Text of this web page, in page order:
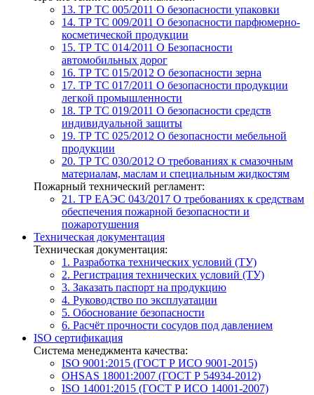
13. ТР ТС 005/2011 О безопасности упаковки
14. ТР ТС 009/2011 О безопасности парфюмерно-
косметической продукции
15. ТР ТС 014/2011 О Безопасности
автомобильных дорог
16. ТР ТС 015/2012 О безопасности зерна
17. ТР ТС 017/2011 О безопасности продукции
легкой промышленности
18. ТР ТС 019/2011 О безопасности средств
индивидуальной защиты
19. ТР ТС 025/2012 О безопасности мебельной
продукции
20. ТР ТС 030/2012 О требованиях к смазочным
материалам, маслам и специальным жидкостям
Пожарный технический регламент:
21. ТР ЕАЭС 043/2017 О требованиях к средствам
обеспечения пожарной безопасности и
пожаротушения
Техническая документация
Техническая документация:
1. Разработка технических условий (ТУ)
2. Регистрация технических условий (ТУ)
3. Заказать паспорт на продукцию
4. Руководство по эксплуатации
5. Обоснование безопасности
6. Расчёт прочности сосудов под давлением
ISO сертификация
Система менеджмента качества:
ISO 9001:2015 (ГОСТ Р ИСО 9001-2015)
OHSAS 18001:2007 (ГОСТ Р 54934-2012)
ISO 14001:2015 (ГОСТ Р ИСО 14001-2007)